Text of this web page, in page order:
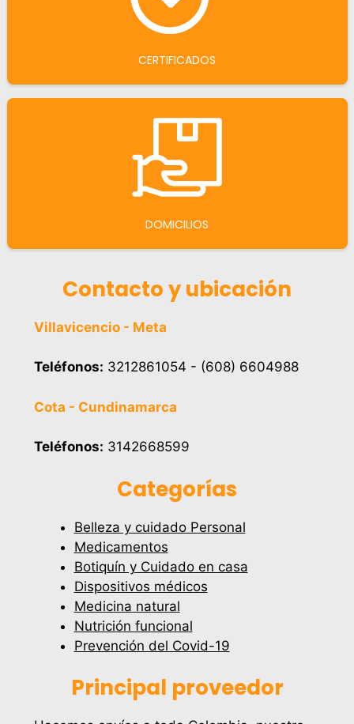
CERTIFICADOS
DOMICILIOS
Contacto y ubicación
Villavicencio - Meta
Teléfonos: 3212861054 - (608) 6604988
Cota - Cundinamarca
Teléfonos: 3142668599
Categorías
Belleza y cuidado Personal
Medicamentos
Botiquín y Cuidado en casa
Dispositivos médicos
Medicina natural
Nutrición funcional
Prevención del Covid-19
Principal proveedor